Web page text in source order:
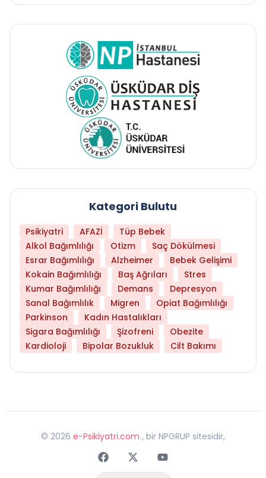
Kategori Bulutu
Psikiyatri AFAZİ
Tüp Bebek
Alkol Bağımlılığı
Otizm
Saç Dökülmesi
Esrar Bağımlılığı
Alzheimer
Bebek Gelişimi
Kokain Bağımlılığı
Baş Ağrıları
Stres
Kumar Bağımlılığı
Demans
Depresyon
Sanal Bağımlılık
Migren
Opiat Bağımlılığı
Parkinson
Kadın Hastalıkları
Sigara Bağımlılığı
Şizofreni
Obezite
Kardioloji
Bipolar Bozukluk Cilt Bakımı
© 2026 e-Psikiyatri.com , bir NPGRUP sitesidir,
FaceebokTwitterYoutube